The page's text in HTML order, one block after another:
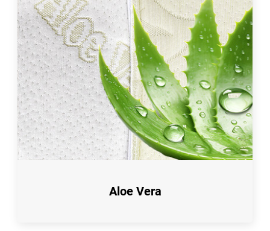
Aloe Vera